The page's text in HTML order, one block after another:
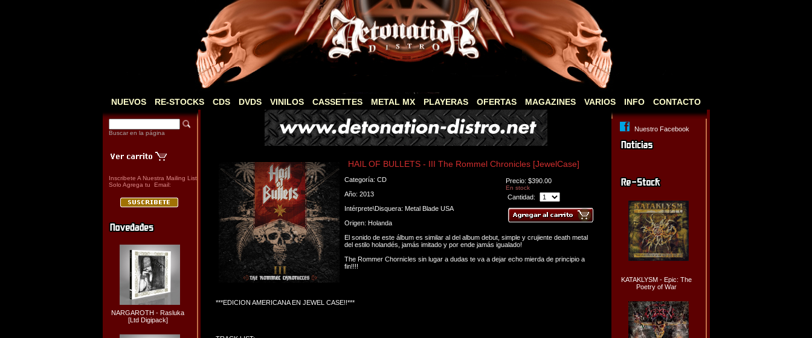
NUEVOS RE-STOCKS CDS DVDS VINILOS CASSETTES METAL MX PLAYERAS OFERTAS MAGAZINES VARIOS INFO CONTACTO
Buscar en la página
Inscribete A Nuestra Mailing List
Solo Agrega tu Email:
NARGAROTH - Rasluka
[Ltd Digipack]
Precio: $390.00
En stock
Cantidad:
HAIL OF BULLETS - III The Rommel Chronicles [JewelCase]
Categoría: CD
Año: 2013
Intérprete\Disquera: Metal Blade USA
Origen: Holanda
El sonido de este álbum es similar al del album debut, simple y crujiente death metal
del estilo holandés, jamás imitado y por ende jamás igualado!
The Rommer Chornicles sin lugar a dudas te va a dejar echo mierda de principio a
fin!!!!
***EDICION AMERICANA EN JEWEL CASE!!***
Nuestro Facebook
KATAKLYSM - Epic: The
Poetry of War